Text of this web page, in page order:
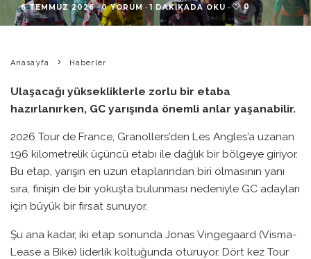
6 TEMMUZ 2026 · 0 YORUM · 1 DAKIKADA OKU · 0
Anasayfa Haberler
Ulaşacağı yüksekliklerle zorlu bir etaba
hazırlanırken, GC yarışında önemli anlar yaşanabilir.
2026 Tour de France, Granollers’den Les Angles’a uzanan
196 kilometrelik üçüncü etabı ile dağlık bir bölgeye giriyor.
Bu etap, yarışın en uzun etaplarından biri olmasının yanı
sıra, finişin de bir yokuşta bulunması nedeniyle GC adayları
için büyük bir fırsat sunuyor.
Şu ana kadar, iki etap sonunda Jonas Vingegaard (Visma-
Lease a Bike) liderlik koltuğunda oturuyor. Dört kez Tour